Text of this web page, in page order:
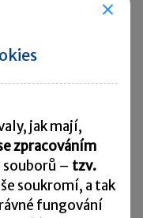
pojištění se
měsíci
na nemocenském
4 500 Kč. Náhradu
může za
volebjak mají,
zpracováním
souborů – tzv.
soukromí, a tak
fungování